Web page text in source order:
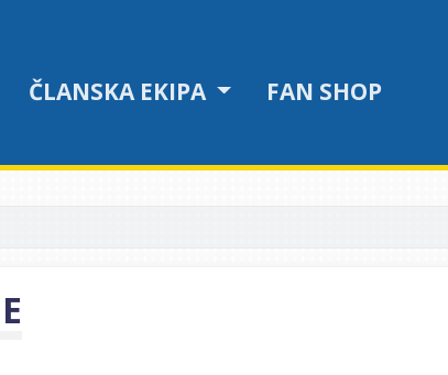
ČLANSKA EKIPA FAN SHOP